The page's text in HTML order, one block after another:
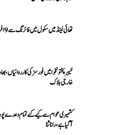
تھائی لینڈ میں سکول میں فائرنگ سے 9 افراد ہلاک، 15 زخمی
خارجی ہلاک
کشمیری عوام سے کیے گئے تمام
آ گیا ہے، رانا ثنا